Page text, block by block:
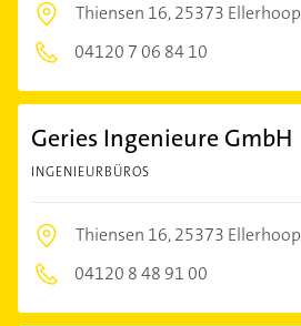
Thiensen 16,25373 Ellerhoop
04120 7 06 84 10
Geries Ingenieure GmbH
INGENIEURBÜROS
Thiensen 16,25373 Ellerhoop
04120 8 48 91 00